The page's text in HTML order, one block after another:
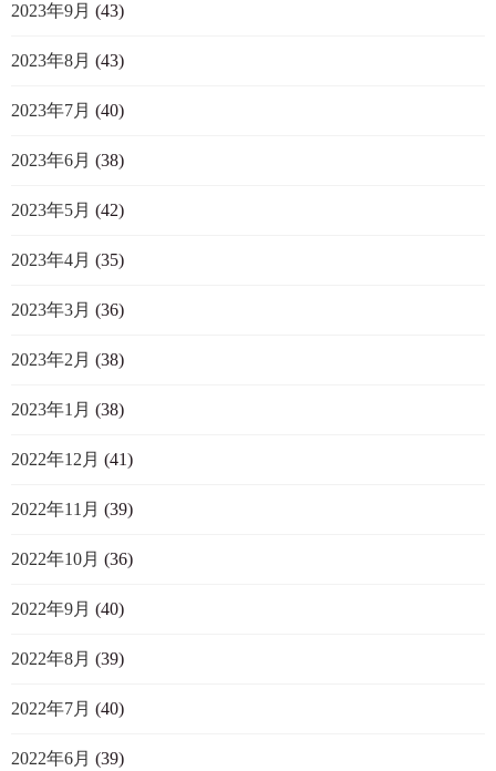
2023年9月 (43)
2023年8月 (43)
2023年7月 (40)
2023年6月 (38)
2023年5月 (42)
2023年4月 (35)
2023年3月 (36)
2023年2月 (38)
2023年1月 (38)
2022年12月 (41)
2022年11月 (39)
2022年10月 (36)
2022年9月 (40)
2022年8月 (39)
2022年7月 (40)
2022年6月 (39)